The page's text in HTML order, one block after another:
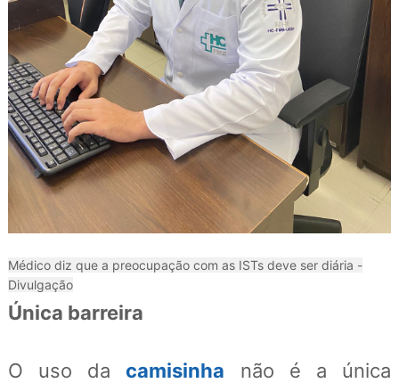
Médico diz que a preocupação com as ISTs deve ser diária -
Divulgação
Única barreira
O uso da camisinha não é a única